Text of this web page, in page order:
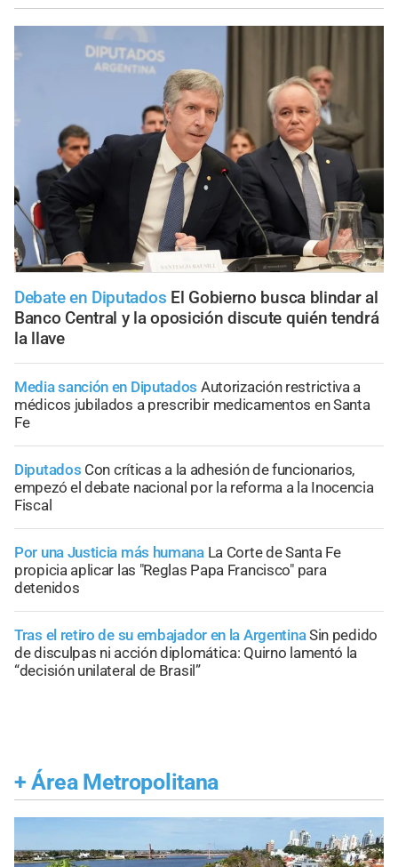
Debate en Diputados El Gobierno busca blindar al
Banco Central y la oposición discute quién tendrá
la llave
Media sanción en Diputados Autorización restrictiva a
médicos jubilados a prescribir medicamentos en Santa
Fe
Diputados Con críticas a la adhesión de funcionarios,
empezó el debate nacional por la reforma a la Inocencia
Fiscal
Por una Justicia más humana La Corte de Santa Fe
propicia aplicar las "Reglas Papa Francisco" para
detenidos
Tras el retiro de su embajador en la ArgentinaSin pedido
de disculpas ni acción diplomática: Quirno lamentó la
“decisión unilateral de Brasil”
+ Área Metropolitana